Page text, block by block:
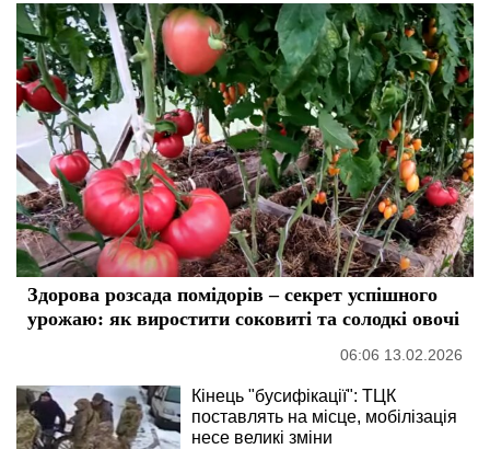
Здорова розсада помідорів – секрет успішного
урожаю: як виростити соковиті та солодкі овочі
06:06 13.02.2026
Кінець "бусифікації": ТЦК
поставлять на місце, мобілізація
несе великі зміни